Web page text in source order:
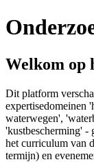
Welkom op
Dit platform
expertisedomeinen
waterwegen',
'kustbescherming' -
het curriculum van
termijn) en